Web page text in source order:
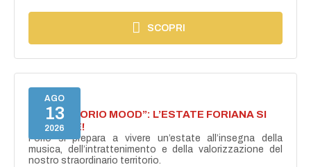
SCOPRI
AGO
13
2026
NASCE “FORIO MOOD”: L’ESTATE FORIANA SI
ACCENDE!
Forio si prepara a vivere un’estate all’insegna della
musica, dell’intrattenimento e della valorizzazione del
nostro straordinario territorio.